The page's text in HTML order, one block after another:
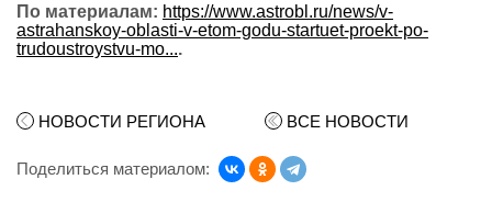
По материалам: https://www.astrobl.ru/news/v-
astrahanskoy-oblasti-v-etom-godu-startuet-proekt-po-
trudoustroystvu-mo....
НОВОСТИ РЕГИОНА ВСЕ НОВОСТИ
Поделиться материалом: